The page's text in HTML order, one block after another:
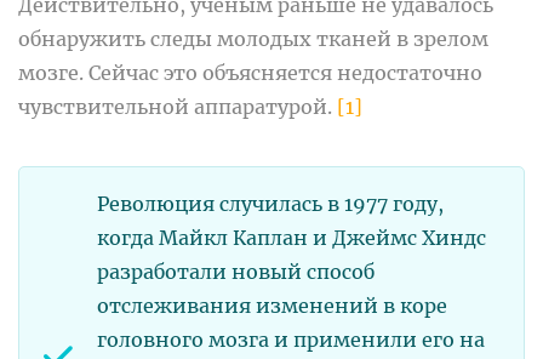
Действительно, учёным раньше не удавалось
обнаружить следы молодых тканей в зрелом
мозге. Сейчас это объясняется недостаточно
чувствительной аппаратурой. [1]
Революция случилась в 1977 году,
когда Майкл Каплан и Джеймс Хиндс
разработали новый способ
отслеживания изменений в коре
головного мозга и применили его на